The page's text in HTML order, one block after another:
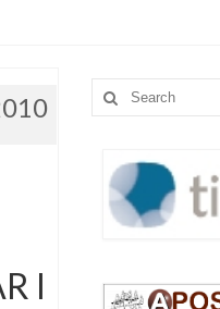
I
Search
for: